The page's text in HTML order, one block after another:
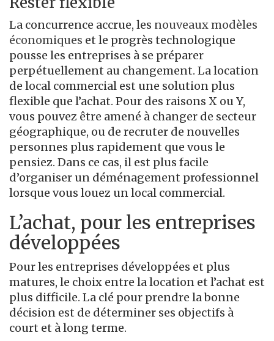
La concurrence accrue, les nouveaux modèles
économiques et le progrès technologique
pousse les entreprises à se préparer
perpétuellement au changement. La location
de local commercial est une solution plus
flexible que l’achat. Pour des raisons X ou Y,
vous pouvez être amené à changer de secteur
géographique, ou de recruter de nouvelles
personnes plus rapidement que vous le
pensiez. Dans ce cas, il est plus facile
d’organiser un déménagement professionnel
lorsque vous louez un local commercial.
L’achat, pour les entreprises
développées
Pour les entreprises développées et plus
matures, le choix entre la location et l’achat est
plus difficile. La clé pour prendre la bonne
décision est de déterminer ses objectifs à
court et à long terme.